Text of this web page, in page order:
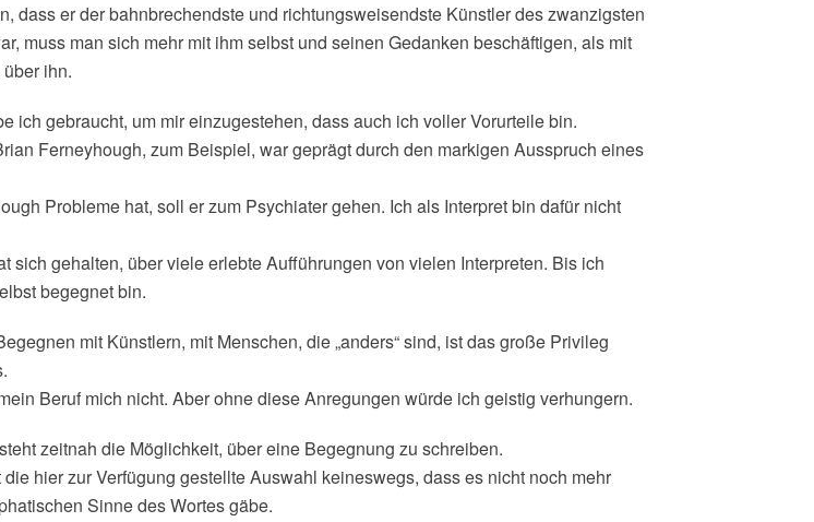
dass er der bahnbrechendste und richtungsweisendste Künstler des zwanzigsten
muss man sich mehr mit ihm selbst und seinen Gedanken beschäftigen, als mit
ihn.
ich gebraucht, um mir einzugestehen, dass auch ich voller Vorurteile bin.
Ferneyhough, zum Beispiel, war geprägt durch den markigen Ausspruch eines
Probleme hat, soll er zum Psychiater gehen. Ich als Interpret bin dafür nicht
sich gehalten, über viele erlebte Aufführungen von vielen Interpreten. Bis ich
begegnet bin.
mit Künstlern, mit Menschen, die „anders“ sind, ist das große Privileg
Beruf mich nicht. Aber ohne diese Anregungen würde ich geistig verhungern.
zeitnah die Möglichkeit, über eine Begegnung zu schreiben.
hier zur Verfügung gestellte Auswahl keineswegs, dass es nicht noch mehr
Sinne des Wortes gäbe.